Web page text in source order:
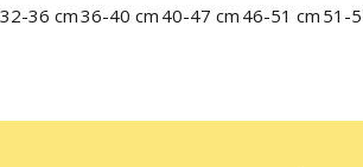
32-36 cm36-40 cm 40-47 cm 46-51 cm 51-